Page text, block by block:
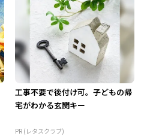
工事不要で後付け可。子どもの帰
宅がわかる玄関キー
PR (レタスクラブ)